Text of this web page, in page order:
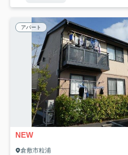
アパート
NEW
倉敷市粒浦